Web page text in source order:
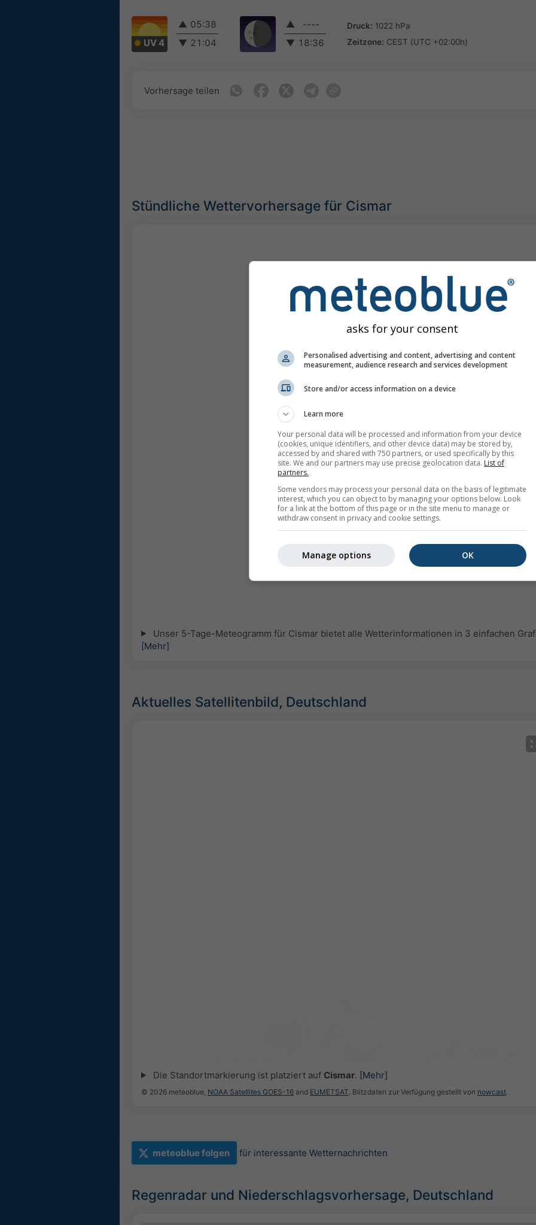
UV 4
▲ 05:38
▼ 21:04
▲
----
▼ 18:36
Druck: 1022 hPa
Zeitzone: CEST (UTC +02:00h)
Vorhersage teilen
Stündliche Wettervorhersage für Cismar
Unser 5-Tage-Meteogramm für Cismar bietet alle Wetterinformationen in 3 einfachen
[Mehr]
Aktuelles Satellitenbild, Deutschland
Die Standortmarkierung ist platziert auf Cismar. [Mehr]
© 2026 meteoblue, NOAA Satellites GOES-16 and EUMETSAT. Blitzdaten zur Verfügung gestellt von nowcast.
meteoblue folgen für interessante Wetternachrichten
Regenradar und Niederschlagsvorhersage, Deutschland
asks for your consent
Personalised advertising and content, advertising and content
measurement, audience research and services development
Store and/or access information on a device
Learn more
Your personal data will be processed and information from your device
(cookies, unique identifiers, and other device data) may be stored by,
accessed by and shared with 750 partners, or used specifically by this
site. We and our partners may use precise geolocation data. List of
partners.
Some vendors may process your personal data on the basis of legitimate
interest, which you can object to by managing your options below. Look
for a link at the bottom of this page or in the site menu to manage or
withdraw consent in privacy and cookie settings.
OK
Manage options